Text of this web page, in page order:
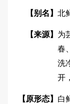
【别名】 北
【来源】 为
春
洗
开
【原形态】 白